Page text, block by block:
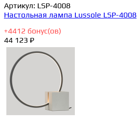
Артикул: LSP-4008
Настольная лампа Lussole LSP-4008
+4412 бонус(ов)
44 123 ₽